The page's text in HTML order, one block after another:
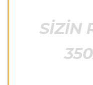
22:10 09.08.2026
“Real”ın